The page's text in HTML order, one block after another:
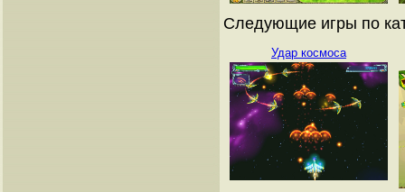
Следующие игры по
Удар космоса